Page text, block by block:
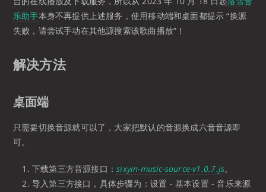
乐助手本身不再提供上述服务，使用移动端和桌面都提示 “换源
失败，请尝试手动在其他源搜索该歌曲播放”！
解决方法
桌面端
只需要切换音源就可以了，大家把默认的音源换成六音音源即
可。
下载第三方音源接口：sixyin-music-source-v1.0.7.js。
导入第三方接口，具体步骤为：设置 - 基本设置 - 音乐来源